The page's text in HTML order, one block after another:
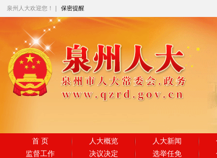
泉州人大欢迎您！ 保密提醒
首 页 人大概览 人大新闻
监督工作
决议决定 选举任免